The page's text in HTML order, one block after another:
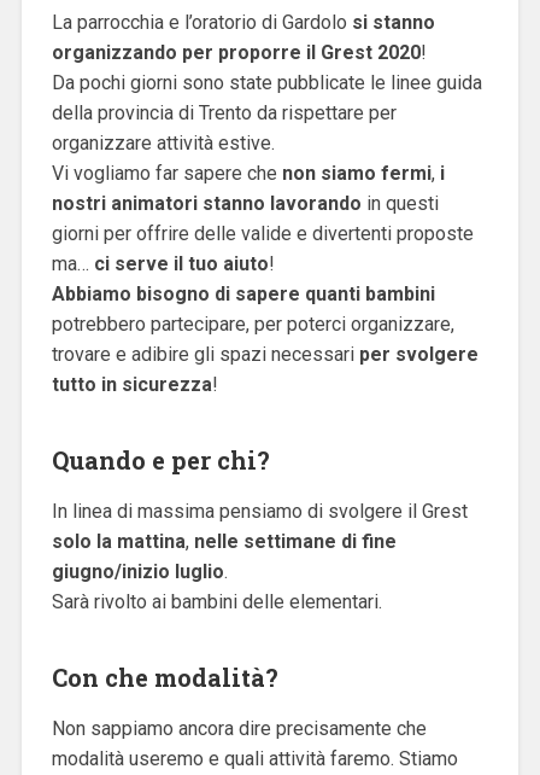
La parrocchia e l’oratorio di Gardolo si stanno
organizzando per proporre il Grest 2020!
Da pochi giorni sono state pubblicate le linee guida
della provincia di Trento da rispettare per
organizzare attività estive.
Vi vogliamo far sapere che non siamo fermi, i
nostri animatori stanno lavorando in questi
giorni per offrire delle valide e divertenti proposte
ma… ci serve il tuo aiuto!
Abbiamo bisogno di sapere quanti bambini
potrebbero partecipare, per poterci organizzare,
trovare e adibire gli spazi necessari per svolgere
tutto in sicurezza!
Quando e per chi?
In linea di massima pensiamo di svolgere il Grest
solo la mattina, nelle settimane di fine
giugno/inizio luglio.
Sarà rivolto ai bambini delle elementari.
Con che modalità?
Non sappiamo ancora dire precisamente che
modalità useremo e quali attività faremo. Stiamo